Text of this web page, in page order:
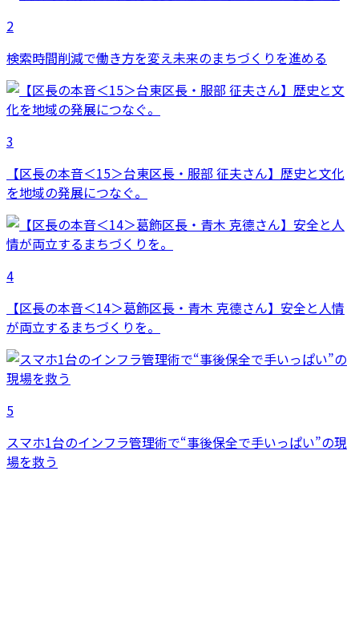
2
検索時間削減で働き方を変え未来のまちづくりを進める
3
【区長の本音＜15＞台東区長・服部 征夫さん】歴史と文化
を地域の発展につなぐ。
4
【区長の本音＜14＞葛飾区長・青木 克德さん】安全と人情
が両立するまちづくりを。
5
スマホ1台のインフラ管理術で“事後保全で手いっぱい”の現
場を救う